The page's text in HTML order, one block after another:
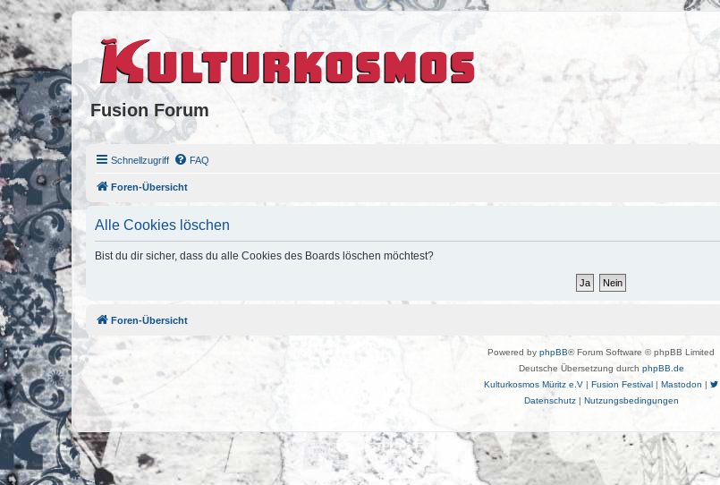
Fusion Forum
Schnellzugriff FAQ
Foren-Übersicht
Alle Cookies löschen
Bist du dir sicher, dass du alle Cookies des Boards löschen möchtest?
Foren-Übersicht
Powered by phpBB® Forum Software © phpBB Limited
Deutsche Übersetzung durch phpBB.de
Kulturkosmos Müritz e.V | Fusion Festival | Mastodon |
Datenschutz| Nutzungsbedingungen